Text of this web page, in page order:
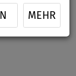
MEHR
Next